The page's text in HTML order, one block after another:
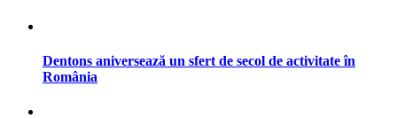
Dentons aniversează un sfert de secol de activitate în
România